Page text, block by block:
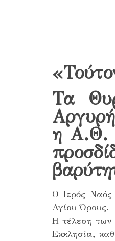
Τα
η Α.Θ.
Ο Ιερός Ναός
Αγίου Όρους.
Η τέλεση των
Εκκλησία,